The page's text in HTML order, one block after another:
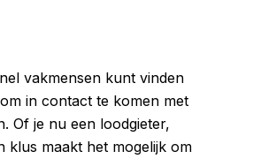
vakmensen kunt vinden
in contact te komen met
Of je nu een loodgieter,
klus maakt het mogelijk om